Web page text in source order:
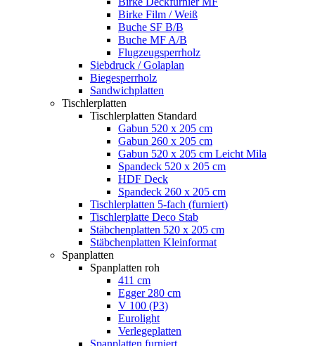
Birke Film / Weiß
Buche SF B/B
Buche MF A/B
Flugzeugsperrholz
Siebdruck / Golaplan
Biegesperrholz
Sandwichplatten
Tischlerplatten
Tischlerplatten Standard
Gabun 520 x 205 cm
Gabun 260 x 205 cm
Gabun 520 x 205 cm Leicht Mila
Spandeck 520 x 205 cm
HDF Deck
Spandeck 260 x 205 cm
Tischlerplatten 5-fach (furniert)
Tischlerplatte Deco Stab
Stäbchenplatten 520 x 205 cm
Stäbchenplatten Kleinformat
Spanplatten
Spanplatten roh
411 cm
Egger 280 cm
V 100 (P3)
Eurolight
Verlegeplatten